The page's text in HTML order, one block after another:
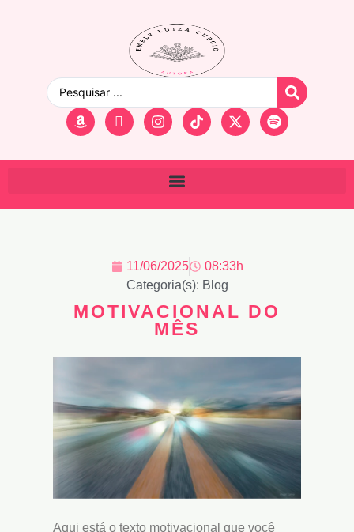
11/06/2025
08:33h
Categoria(s): Blog
MOTIVACIONAL DO
MÊS
Aqui está o texto motivacional que você